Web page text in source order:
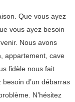
Que vous ayez
vous ayez besoin
Nous avons
appartement, cave
fidèle nous fait
d’un débarras
N’hésitez